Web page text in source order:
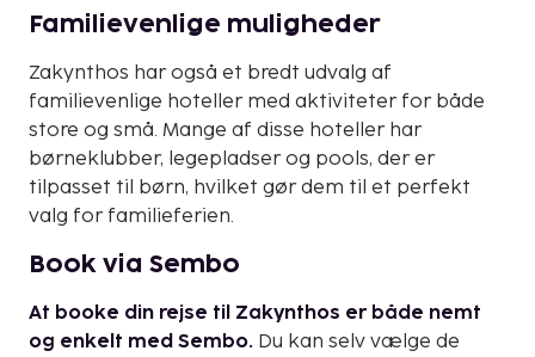
Familievenlige muligheder
Zakynthos har også et bredt udvalg af
familievenlige hoteller med aktiviteter for både
store og små. Mange af disse hoteller har
børneklubber, legepladser og pools, der er
tilpasset til børn, hvilket gør dem til et perfekt
valg for familieferien.
Book via Sembo
At booke din rejse til Zakynthos er både nemt
og enkelt med Sembo. Du kan selv vælge de